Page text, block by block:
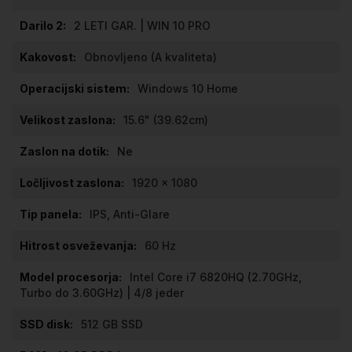
2 LETI GAR. | WIN 10 PRO
Obnovljeno (A kvaliteta)
Windows 10 Home
15.6" (39.62cm)
Ne
1920 x 1080
IPS, Anti-Glare
60 Hz
Intel Core i7 6820HQ (2.70GHz,
Turbo do 3.60GHz) | 4/8 jeder
512 GB SSD